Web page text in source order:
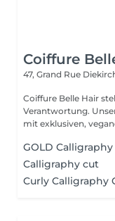
Coiffure
47, Grand Rue
Coiffure Belle Hair
Verantwortung. Unser Fokus liegt auf nachhaltiger Haarpflege
mit exklusiven,
GOLD
Calligraphy cut
Curly Calligraphy